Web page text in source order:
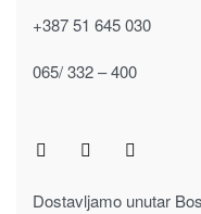
+387 51 645 030
065/ 332 – 400
Dostavljamo unutar